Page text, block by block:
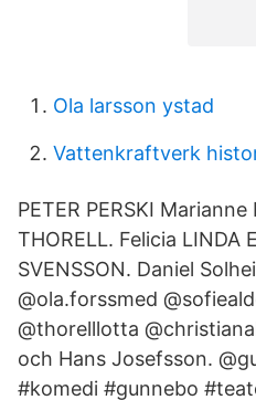
Ola larsson ystad
Vattenkraftverk
PETER PERSKI
THORELL. Felicia LINDA
SVENSSON. Daniel
@ola.forssmed
@thorelllotta
och Hans Josefsson.
#komedi #gunnebo